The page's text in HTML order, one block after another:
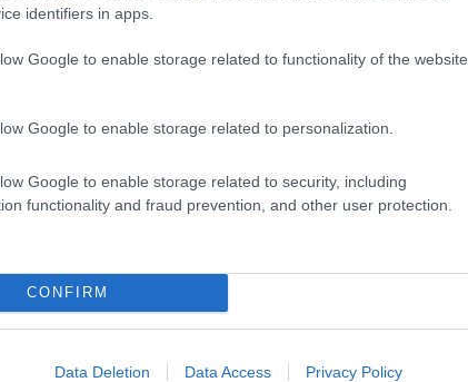
identifiers in apps.
Google to enable storage related to functionality of the website
Google to enable storage related to personalization.
Google to enable storage related to security, including
functionality and fraud prevention, and other user protection.
CONFIRM
Data Deletion Data Access Privacy Policy
ΕΛΛΑΔΑ